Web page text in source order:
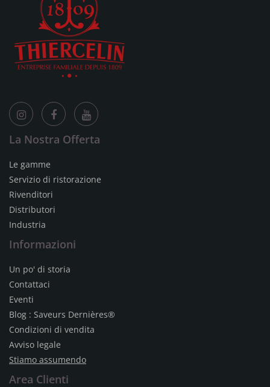
La Nostra Offerta
Le gamme
Servizio di ristorazione
Rivenditori
Distributori
Industria
Informazioni
Un po' di storia
Contattaci
Eventi
Blog : Saveurs Dernières®
Condizioni di vendita
Avviso legale
Stiamo assumendo
Area Clienti